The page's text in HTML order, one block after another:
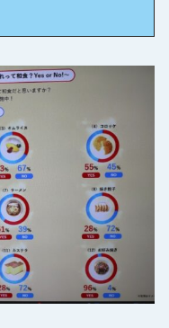
庫県・熊本県です。東
島県のお雑煮を紹介し